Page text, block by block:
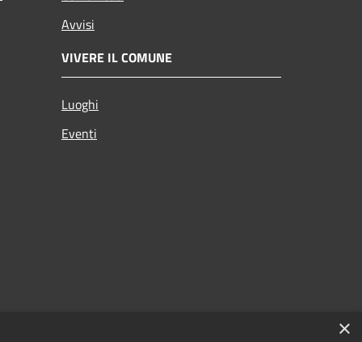
Avvisi
VIVERE IL COMUNE
Luoghi
Eventi
×